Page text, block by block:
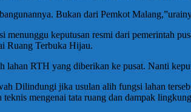
Bukan dari Pemkot
keputusan resmi dari pemerintah
Ruang Terbuka Hijau.
lahan RTH yang diberikan ke pusat. Nanti
Dilindungi jika usulan alih fungsi lahan
mengenai tata ruang dan dampak